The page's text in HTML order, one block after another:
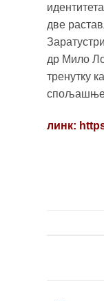
две
др Мило
тренутку
линк: